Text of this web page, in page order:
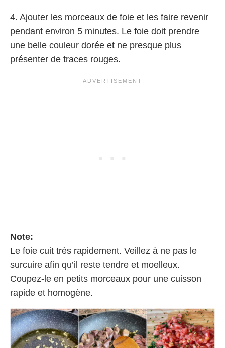
4. Ajouter les morceaux de foie et les faire revenir
pendant environ 5 minutes. Le foie doit prendre
une belle couleur dorée et ne presque plus
présenter de traces rouges.
Note:
Le foie cuit très rapidement. Veillez à ne pas le
surcuire afin qu’il reste tendre et moelleux.
Coupez-le en petits morceaux pour une cuisson
rapide et homogène.